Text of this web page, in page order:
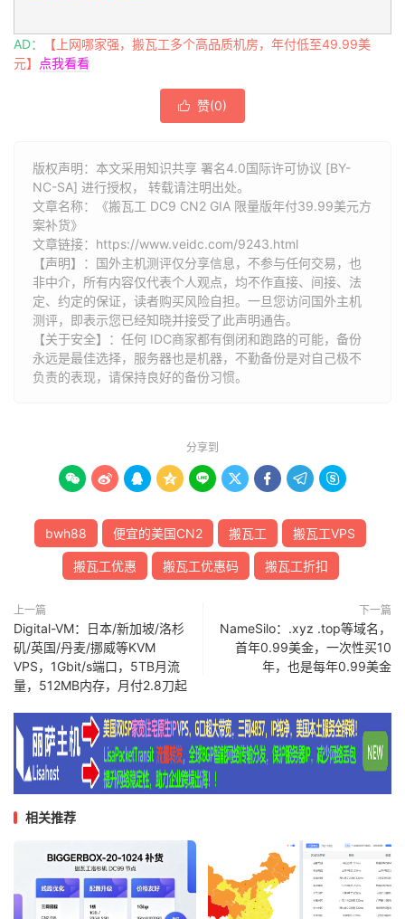
AD：
【上网哪家强，搬瓦工多个高品质机房，年付低至49.99美
元】
点我看看
 赞(0)
版权声明：本文采用知识共享 署名4.0国际许可协议 [BY-
NC-SA] 进行授权， 转载请注明出处。
文章名称：《搬瓦工 DC9 CN2 GIA 限量版年付39.99美元方
案补货》
文章链接： https://www.veidc.com/9243.html
【声明】：国外主机测评仅分享信息，不参与任何交易，也
非中介，所有内容仅代表个人观点，均不作直接、间接、法
定、约定的保证，读者购买风险自担。一旦您访问国外主机
测评，即表示您已经知晓并接受了此声明通告。
【关于安全】：任何 IDC商家都有倒闭和跑路的可能，备份
永远是最佳选择，服务器也是机器，不勤备份是对自己极不
负责的表现，请保持良好的备份习惯。
分享到
        
bwh88 便宜的美国CN2 搬瓦工 搬瓦工VPS
搬瓦工优惠 搬瓦工优惠码 搬瓦工折扣
上一篇
Digital-VM：日本/新加坡/洛杉
矶/英国/丹麦/挪威等KVM
VPS，1Gbit/s端口，5TB月流
量，512MB内存，月付2.8刀起
下一篇
NameSilo：.xyz .top等域名，
首年0.99美金，一次性买10
年，也是每年0.99美金
相关推荐